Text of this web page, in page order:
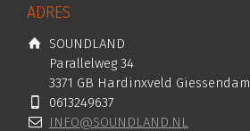
ADRES
SOUNDLAND
Parallelweg 34
3371 GB Hardinxveld Giessendam
0613249637
INFO@SOUNDLAND.NL